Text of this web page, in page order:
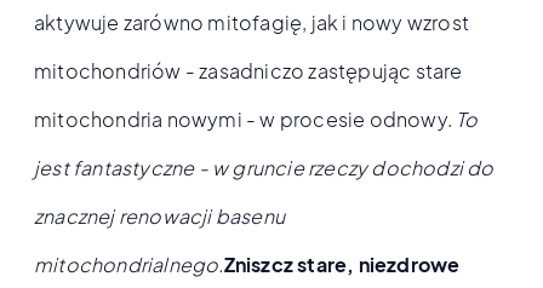
aktywuje zarówno mitofagię, jak i nowy wzrost
mitochondriów - zasadniczo zastępując stare
mitochondria nowymi - w procesie odnowy. To
jest fantastyczne - w gruncie rzeczy dochodzi do
znacznej renowacji basenu
mitochondrialnego.Zniszcz stare, niezdrowe